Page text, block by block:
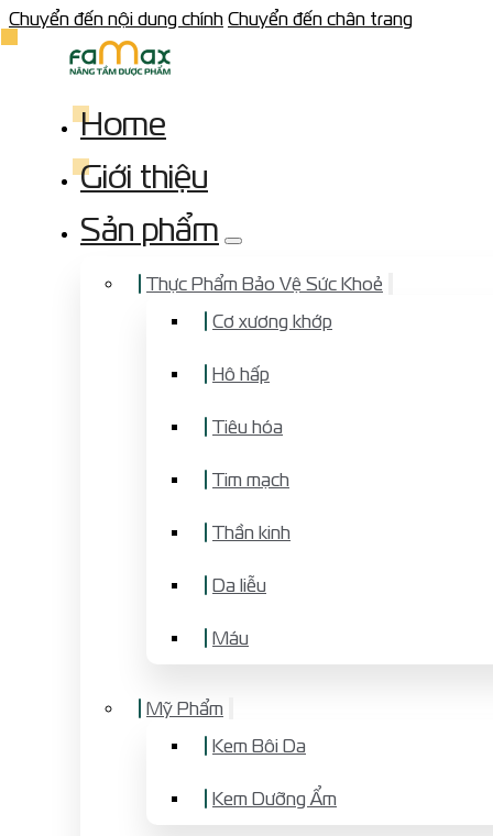
Chuyển đến nội dung chính Chuyển đến chân trang
Home
Giới thiệu
Sản phẩm
Thực Phẩm Bảo Vệ Sức Khoẻ
Cơ xương khớp
Hô hấp
Tiêu hóa
Tim mạch
Thần kinh
Da liễu
Máu
Mỹ Phẩm
Kem Bôi Da
Kem Dưỡng Ẩm